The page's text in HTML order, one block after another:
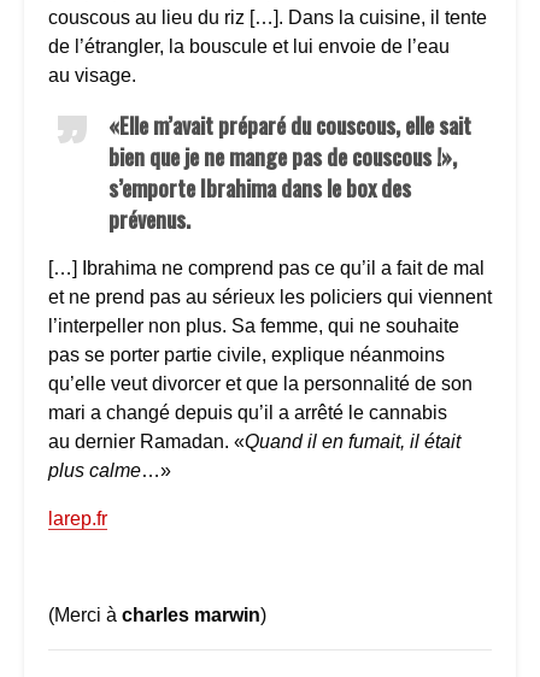
couscous au lieu du riz […]. Dans la cuisine, il tente
de l’étrangler, la bouscule et lui envoie de l’eau
au visage.
«Elle m’avait préparé du couscous, elle sait
bien que je ne mange pas de couscous !»,
s’emporte Ibrahima dans le box des
prévenus.
[…] Ibrahima ne comprend pas ce qu’il a fait de mal
et ne prend pas au sérieux les policiers qui viennent
l’interpeller non plus. Sa femme, qui ne souhaite
pas se porter partie civile, explique néanmoins
qu’elle veut divorcer et que la personnalité de son
mari a changé depuis qu’il a arrêté le cannabis
au dernier Ramadan. «Quand il en fumait, il était
plus calme…»
larep.fr
(Merci à charles marwin)